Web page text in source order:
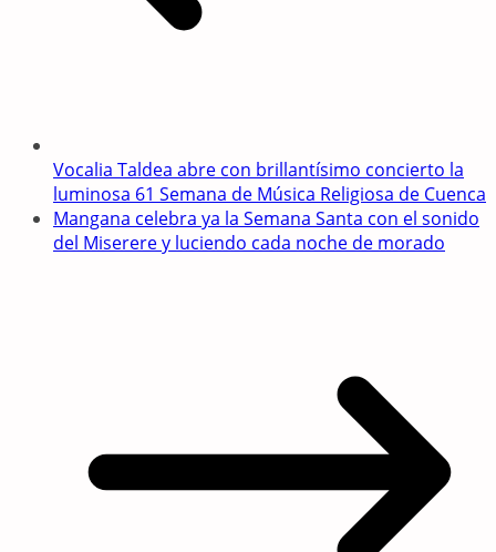
Vocalia Taldea abre con brillantísimo concierto la
luminosa 61 Semana de Música Religiosa de Cuenca
Mangana celebra ya la Semana Santa con el sonido
del Miserere y luciendo cada noche de morado